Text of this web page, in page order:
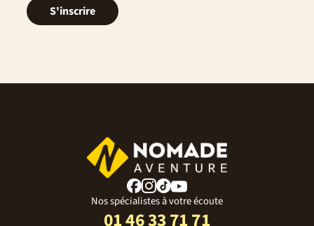
S'inscrire
Nos spécialistes à votre écoute
01 46 33 71 71